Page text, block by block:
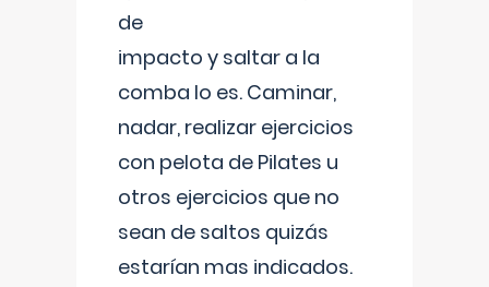
de
impacto y saltar a la
comba lo es. Caminar,
nadar, realizar ejercicios
con pelota de Pilates u
otros ejercicios que no
sean de saltos quizás
estarían mas indicados.